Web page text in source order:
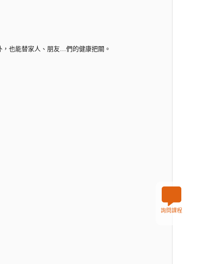
也能替家人、朋友…們的健康把關。
詢問課程